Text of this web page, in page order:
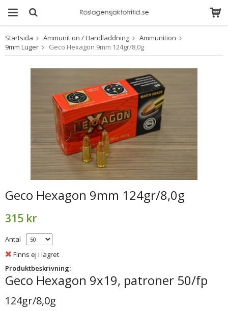
Produkten har blivit
tillagd i varukorgen
Startsida Ammunition / Handladdning
Ammunition
9mm Luger
Geco Hexagon 9mm 124gr/8,0g
Geco Hexagon 9mm 124gr/8,0g
315 kr
Antal
Finns ej i lagret
Produktbeskrivning:
Geco Hexagon 9x19, patroner 50/fp
124gr/8,0g